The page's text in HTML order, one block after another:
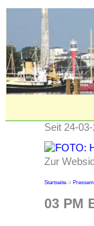
Seit 24-
Zur
Startseite->
03 PM